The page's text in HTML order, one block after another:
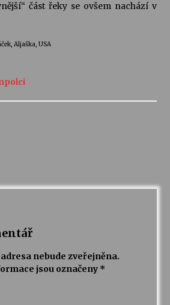
část řeky se ovšem nachází v
Aljaška, USA
nebude zveřejněna.
jsou označeny *